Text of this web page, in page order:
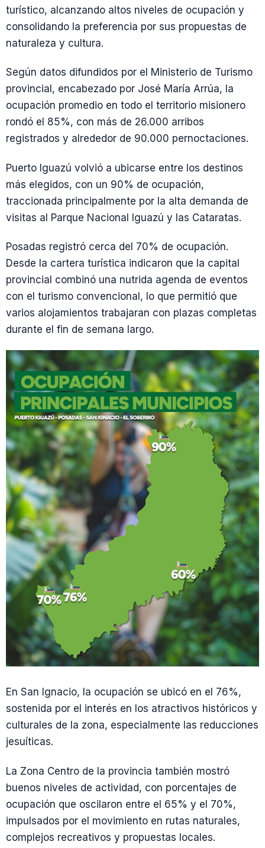
turístico, alcanzando altos niveles de ocupación y
consolidando la preferencia por sus propuestas de
naturaleza y cultura.
Según datos difundidos por el Ministerio de Turismo
provincial, encabezado por José María Arrúa, la
ocupación promedio en todo el territorio misionero
rondó el 85%, con más de 26.000 arribos
registrados y alrededor de 90.000 pernoctaciones.
Puerto Iguazú volvió a ubicarse entre los destinos
más elegidos, con un 90% de ocupación,
traccionada principalmente por la alta demanda de
visitas al Parque Nacional Iguazú y las Cataratas.
Posadas registró cerca del 70% de ocupación.
Desde la cartera turística indicaron que la capital
provincial combinó una nutrida agenda de eventos
con el turismo convencional, lo que permitió que
varios alojamientos trabajaran con plazas completas
durante el fin de semana largo.
En San Ignacio, la ocupación se ubicó en el 76%,
sostenida por el interés en los atractivos históricos y
culturales de la zona, especialmente las reducciones
jesuíticas.
La Zona Centro de la provincia también mostró
buenos niveles de actividad, con porcentajes de
ocupación que oscilaron entre el 65% y el 70%,
impulsados por el movimiento en rutas naturales,
complejos recreativos y propuestas locales.